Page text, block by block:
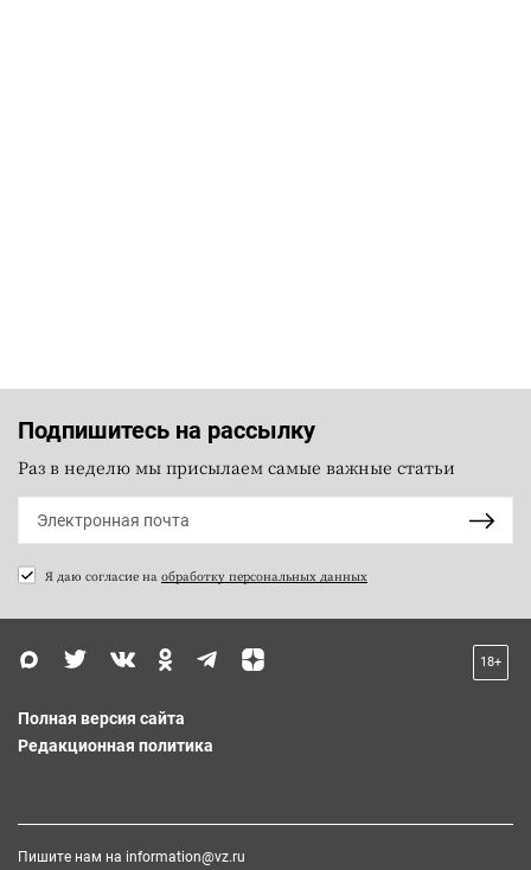
Подпишитесь на рассылку
Раз в неделю мы присылаем самые важные статьи
Я даю согласие на обработку персональных данных
18+
Полная версия сайта
Редакционная политика
Пишите нам на information@vz.ru